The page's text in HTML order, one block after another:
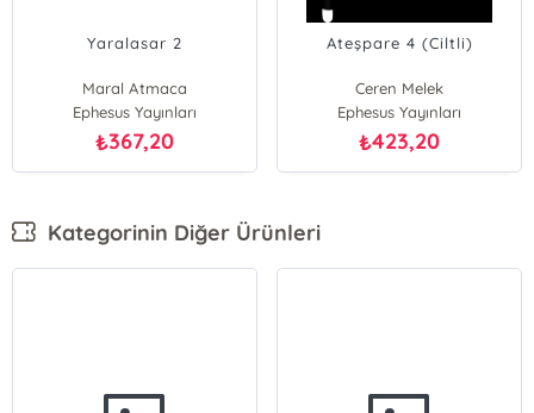
Yaralasar 2
Maral Atmaca
Ephesus Yayınları
₺367,20
Ateşpare 4 (Ciltli)
Ceren Melek
Ephesus Yayınları
₺423,20
Kategorinin Diğer Ürünleri